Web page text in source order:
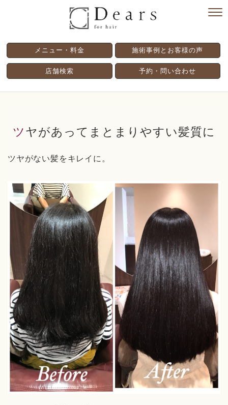
メニュー・料金 施術事例とお客様の声
店舗検索 予約・問い合わせ
ツヤがあってまとまりやすい髪質に
ツヤがない髪をキレイに。